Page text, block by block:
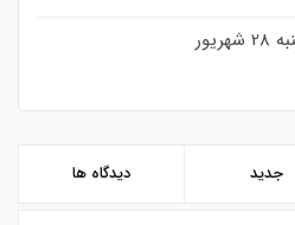
جدید دیدگاه ها